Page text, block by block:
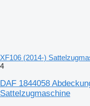
XF106 (2014-)
4
DAF 1844058
Sattelzugmaschine